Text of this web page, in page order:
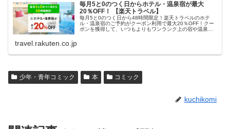
毎月5と0のつく日からホテル・温泉宿が最大
20％OFF！ 【楽天トラベル】
毎月5と0のつく日から48時間限定！楽天トラベルのホテ
ル・温泉宿のご予約がクーポン利用で最大20％OFF！クー
ポンを獲得して、いつもよりもワンランク上の宿や温泉宿
travel.rakuten.co.jp
少年・青年コミック 本 コミック
kuchikomi